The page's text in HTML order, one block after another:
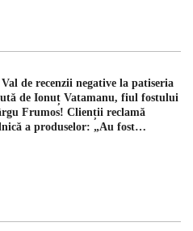
Val de recenzii negative la patiseria
de Ionuț Vatamanu, fiul fostului
Frumos! Clienții reclamă
a produselor: „Au fost